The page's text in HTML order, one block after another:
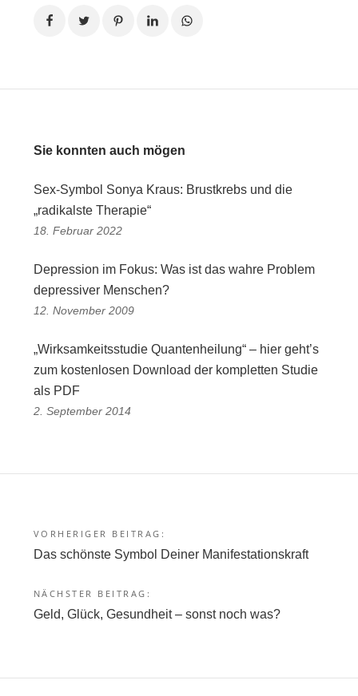
Sie konnten auch mögen
Sex-Symbol Sonya Kraus: Brustkrebs und die
„radikalste Therapie“
18. Februar 2022
Depression im Fokus: Was ist das wahre Problem
depressiver Menschen?
12. November 2009
„Wirksamkeitsstudie Quantenheilung“ – hier geht’s
zum kostenlosen Download der kompletten Studie
als PDF
2. September 2014
Beitragsnavigation
VORHERIGER BEITRAG:
Das schönste Symbol Deiner Manifestationskraft
NÄCHSTER BEITRAG:
Geld, Glück, Gesundheit – sonst noch was?